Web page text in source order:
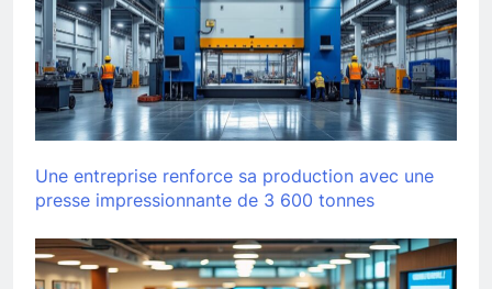
Une entreprise renforce sa production avec une
presse impressionnante de 3 600 tonnes